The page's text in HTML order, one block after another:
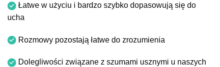
Łatwe w użyciu i bardzo szybko dopasowują się do
ucha
Rozmowy pozostają łatwe do zrozumienia
Dolegliwości związane z szumami usznymi u naszych